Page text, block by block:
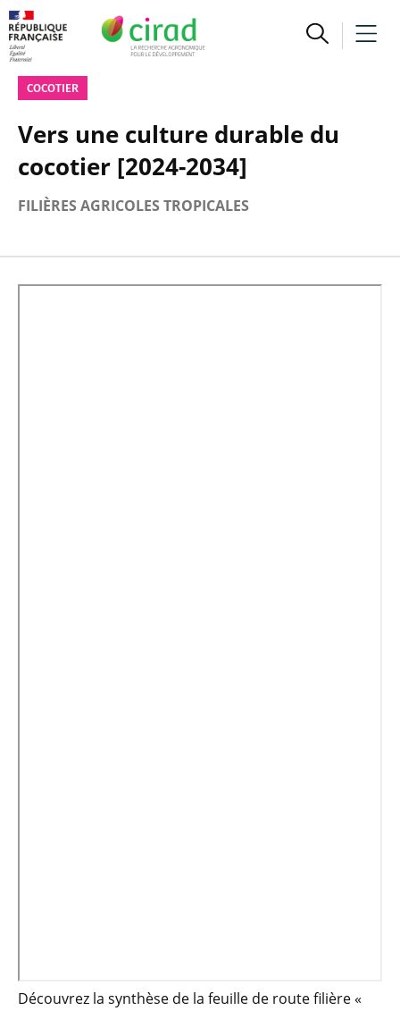
COCOTIER
Vers une culture durable du
cocotier [2024-2034]
FILIÈRES AGRICOLES TROPICALES
Découvrez la synthèse de la feuille de route filière «